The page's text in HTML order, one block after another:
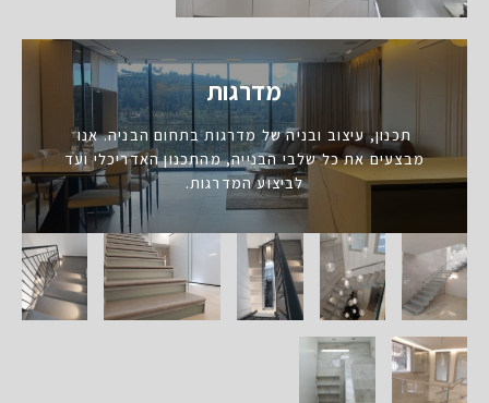
מדרגות
תכנון, עיצוב ובניה של מדרגות בתחום הבניה. אנו
מבצעים את כל שלבי הבנייה, מהתכנון האדריכלי ועד
לביצוע המדרגות.